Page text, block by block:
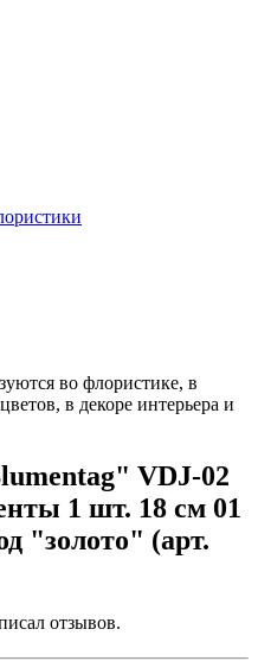
во флористике, в
в декоре интерьера и
VDJ-02
1 шт. 18 см 01
"золото" (арт.
отзывов.